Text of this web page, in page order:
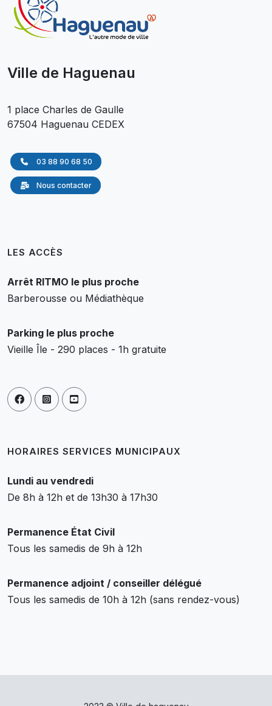
Ville de Haguenau
1 place Charles de Gaulle
67504 Haguenau CEDEX
03 88 90 68 50
Nous contacter
LES ACCÈS
Arrêt RITMO le plus proche
Barberousse ou Médiathèque
Parking le plus proche
Vieille Île - 290 places - 1h gratuite
HORAIRES SERVICES MUNICIPAUX
Lundi au vendredi
De 8h à 12h et de 13h30 à 17h30
Permanence État Civil
Tous les samedis de 9h à 12h
Permanence adjoint / conseiller délégué
Tous les samedis de 10h à 12h (sans rendez-vous)